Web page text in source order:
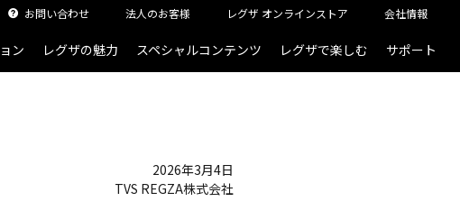
お問い合わせ 法人のお客様 レグザ オンラインストア 会社情報
ン レグザの魅力 スペシャルコンテンツ レグザで楽しむ サポート
2026年3月4日
TVS REGZA株式会社